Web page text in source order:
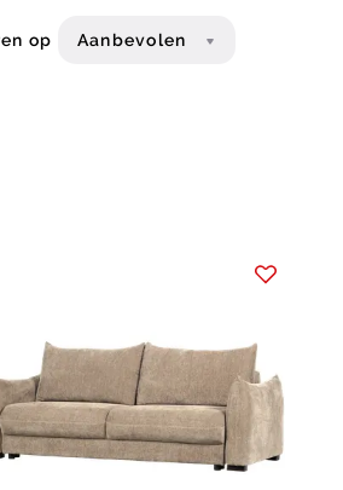
op Aanbevolen